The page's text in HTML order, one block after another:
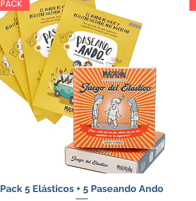
PACK
Pack 5 Elásticos + 5 Paseando Ando